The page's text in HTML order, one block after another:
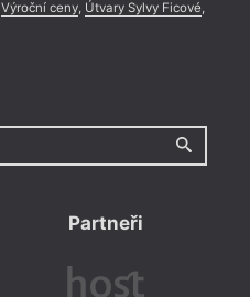
Výroční ceny, Útvary Sylvy Ficové,
Partneři